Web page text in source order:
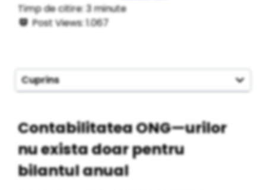
Timp de citire: 3minute
Post Views: 1.067
Contabilitatea ONG—urilor
nu exista doar pentru
bilantul anual
Cuprins